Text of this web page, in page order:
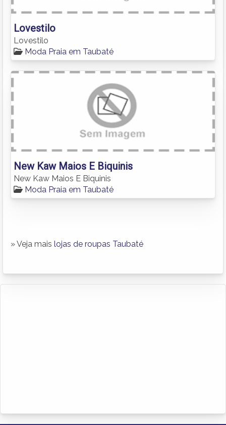
Lovestilo
Lovestilo
Moda Praia em Taubaté
New Kaw Maios E Biquinis
New Kaw Maios E Biquinis
Moda Praia em Taubaté
» Veja mais lojas de roupas Taubaté